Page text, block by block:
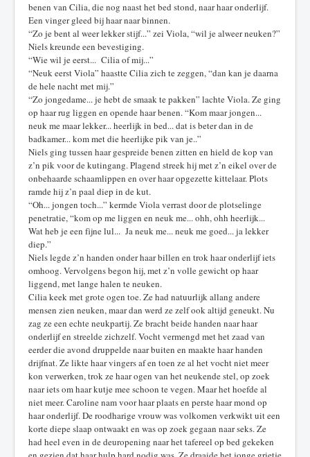
benen van Cilia, die nog naast het bed stond, naar haar onderlijf.
Een vinger gleed bij haar naar binnen.
“Zo je bent al weer lekker stijf...” zei Viola, “wil je alweer neuken?”
Niels kreunde een bevestiging.
“Wie wil je eerst... Cilia of mij...”
“Neuk eerst Viola” haastte Cilia zich te zeggen, “dan kan je daarna
de hele nacht met mij.”
“Zo jongedame... je hebt de smaak te pakken” lachte Viola. Ze ging
op haar rug liggen en opende haar benen. “Kom maar jongen...
neuk me maar lekker... heerlijk in bed... dat is beter dan in de
badkamer... kom met die heerlijke pik van je..”
Niels ging tussen haar gespreide benen zitten en hield de kop van
z’n pik voor de kutingang. Plagend streek hij met z’n eikel over de
onbehaarde schaamlippen en over haar opgezette kittelaar. Plots
ramde hij z’n paal diep in de kut.
“Oh... jongen toch...” kermde Viola verrast door de plotselinge
penetratie, “kom op me liggen en neuk me... ohh, ohh heerlijk...
Wat heb je een fijne lul... Ja neuk me... neuk me goed... ja lekker
diep.”
Niels legde z’n handen onder haar billen en trok haar onderlijf iets
omhoog. Vervolgens begon hij, met z’n volle gewicht op haar
liggend, met lange halen te neuken.
Cilia keek met grote ogen toe. Ze had natuurlijk allang andere
mensen zien neuken, maar dan werd ze zelf ook altijd geneukt. Nu
zag ze een echte neukpartij. Ze bracht beide handen naar haar
onderlijf en streelde zichzelf. Vocht vermengd met het zaad van
eerder die avond druppelde naar buiten en maakte haar handen
drijfnat. Ze likte haar vingers af en toen ze al het vocht niet meer
kon verwerken, trok ze haar ogen van het neukende stel, op zoek
naar iets om haar kutje mee schoon te vegen. Maar het hoefde al
niet meer. Caroline nam voor haar plaats en perste haar mond op
haar onderlijf. De roodharige vrouw was volkomen verkwikt uit een
korte diepe slaap ontwaakt en was op zoek gegaan naar seks. Ze
had heel even in de deuropening naar het tafereel op bed gekeken